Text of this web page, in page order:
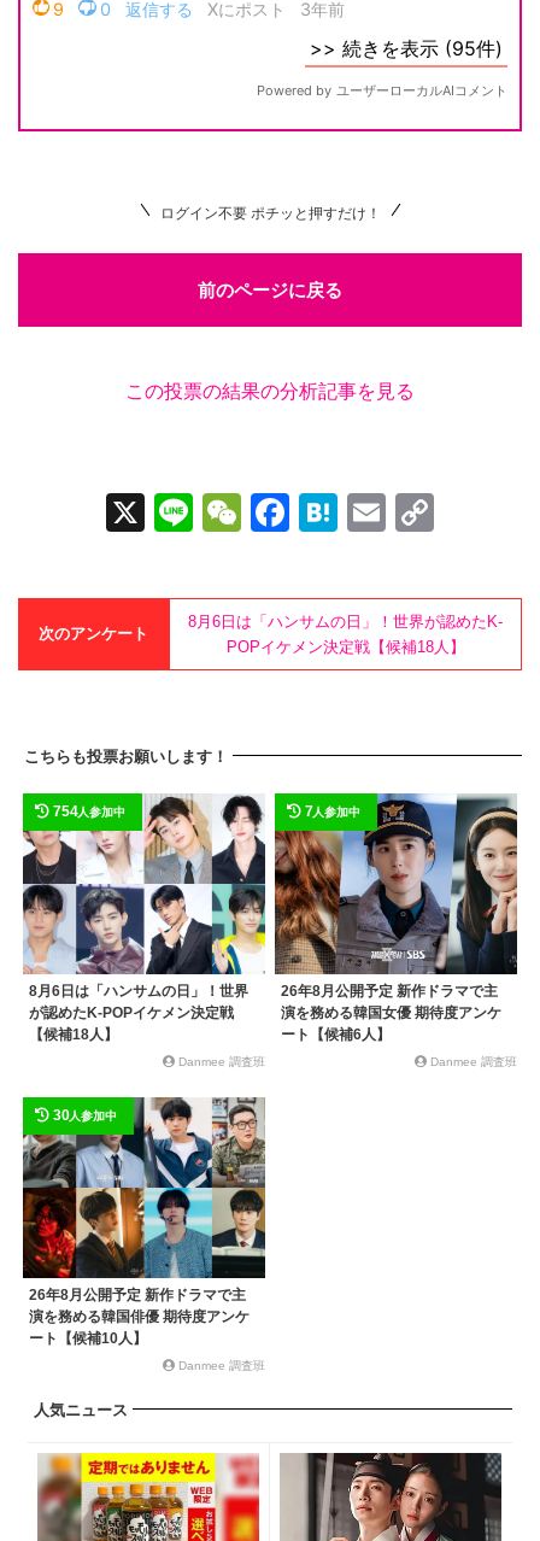
ログイン不要 ポチッと押すだけ！
前のページに戻る
この投票の結果の分析記事を見る
X
Li
e
W
C
h
at
F
c
e
b
o
k
H
e
n
a
E
ail p
y
Li
k
次のアンケート
8月6日は「ハンサムの日」！世界が認めたK-
POPイケメン決定戦【候補18人】
こちらも投票お願いします！
754人参加中
8月6日は「ハンサムの日」！世界
が認めたK-POPイケメン決定戦
【候補18人】
Danmee 調査班
7人参加中
26年8月公開予定 新作ドラマで主
演を務める韓国女優 期待度アンケ
ート【候補6人】
Danmee 調査班
30人参加中
26年8月公開予定 新作ドラマで主
演を務める韓国俳優 期待度アンケ
ート【候補10人】
Danmee 調査班
人気ニュース